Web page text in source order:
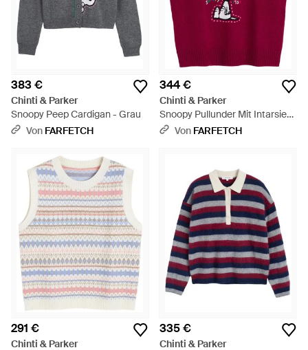
383 €
Chinti & Parker
Snoopy Peep Cardigan - Grau
Von FARFETCH
344 €
Chinti & Parker
Snoopy Pullunder Mit Intarsien-
Muster - Pink
Von FARFETCH
291 €
Chinti & Parker
335 €
Chinti & Parker